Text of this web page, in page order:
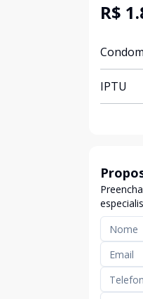
R$
IPTU